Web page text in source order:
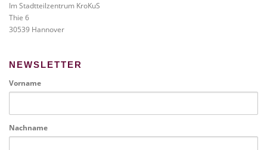
Im Stadtteilzentrum KroKuS
Thie 6
30539 Hannover
NEWSLETTER
Vorname
Nachname